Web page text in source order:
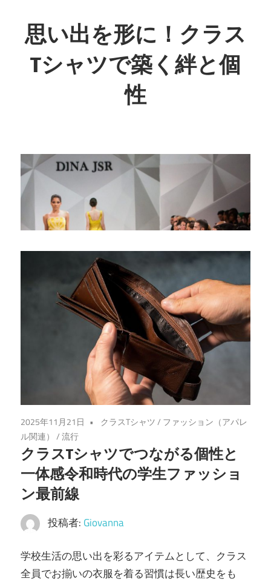
ン
テ
プ
思い出を形に！クラス
Tシャツで築く絆と個
性
た
の
思
出
な
一
枚
を
作
ろ
う！
2025年11月21日 クラスTシャツ/ ファッション（アパレ
ル関連） /流行
クラスTシャツでつながる個性と
一体感令和時代の学生ファッショ
ン最前線
投稿者: Giovanna
学校生活の思い出を彩るアイテムとして、クラス
全員でお揃いの衣服を着る習慣は長い歴史をも